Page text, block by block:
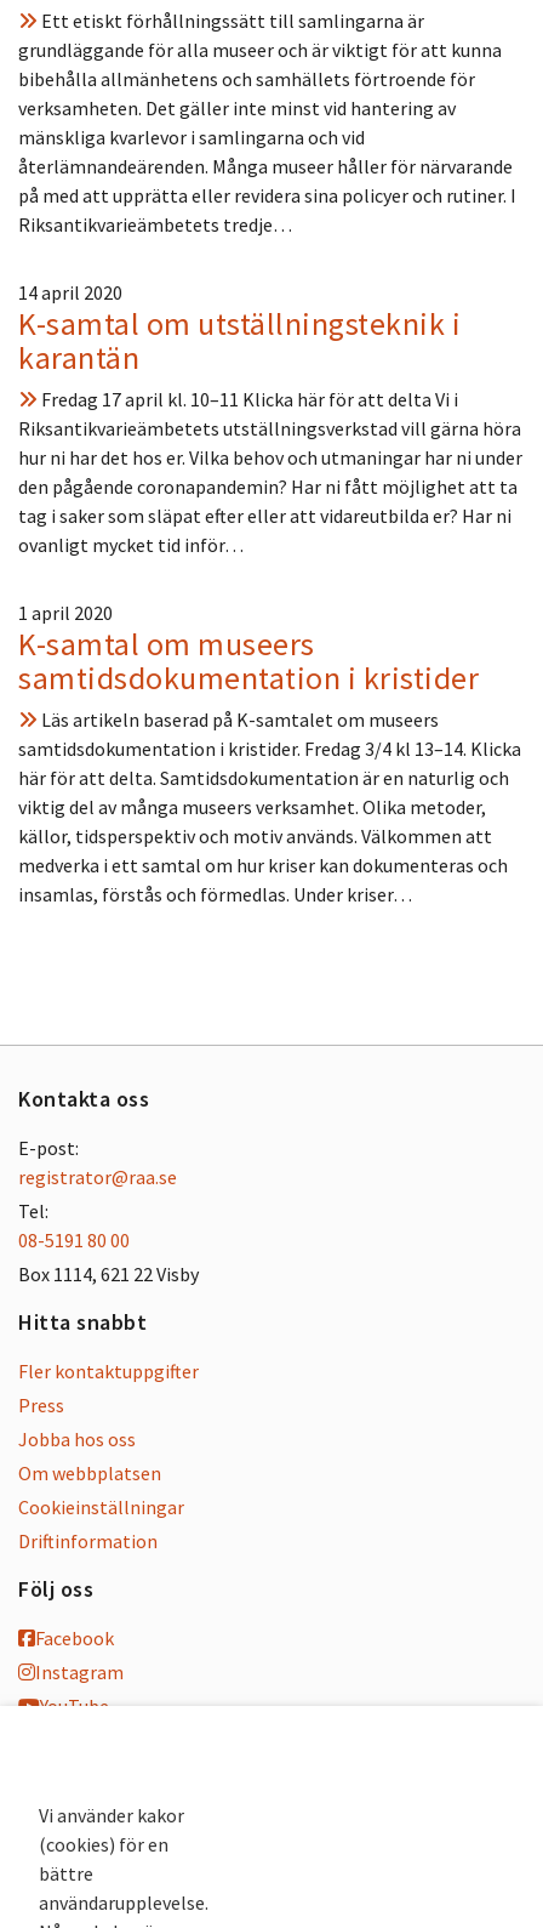
Ett etiskt förhållningssätt till samlingarna är
grundläggande för alla museer och är viktigt för att kunna
bibehålla allmänhetens och samhällets förtroende för
verksamheten. Det gäller inte minst vid hantering av
mänskliga kvarlevor i samlingarna och vid
återlämnandeärenden. Många museer håller för närvarande
på med att upprätta eller revidera sina policyer och rutiner. I
Riksantikvarieämbetets tredje…
14 april 2020
K-samtal om utställningsteknik i
karantän
Fredag 17 april kl. 10–11 Klicka här för att delta Vi i
Riksantikvarieämbetets utställningsverkstad vill gärna höra
hur ni har det hos er. Vilka behov och utmaningar har ni under
den pågående coronapandemin? Har ni fått möjlighet att ta
tag i saker som släpat efter eller att vidareutbilda er? Har ni
ovanligt mycket tid inför…
1 april 2020
K-samtal om museers
samtidsdokumentation i kristider
Läs artikeln baserad på K-samtalet om museers
samtidsdokumentation i kristider. Fredag 3/4 kl 13–14. Klicka
här för att delta. Samtidsdokumentation är en naturlig och
viktig del av många museers verksamhet. Olika metoder,
källor, tidsperspektiv och motiv används. Välkommen att
medverka i ett samtal om hur kriser kan dokumenteras och
insamlas, förstås och förmedlas. Under kriser…
Kontakta oss
E-post:
registrator@raa.se
Tel:
08-5191 80 00
Box 1114, 621 22 Visby
Hitta snabbt
Fler kontaktuppgifter
Press
Jobba hos oss
Om webbplatsen
Cookieinställningar
Driftinformation
Följ oss
Facebook
Instagram
YouTube
Nyhetsbrev
Andra webbplatser
Arkivsök
Vi använder kakor
(cookies) för en
bättre
användarupplevelse.